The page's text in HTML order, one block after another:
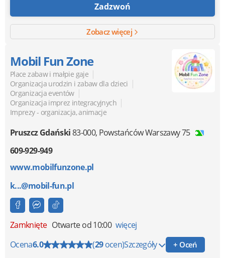
Zadzwoń
Zobacz więcej
Mobil Fun Zone
Place zabaw i małpie gaje |
Organizacja urodzin i zabaw dla dzieci |
Organizacja eventów |
Organizacja imprez integracyjnych |
Imprezy - organizacja, animacje
Pruszcz Gdański83-000, Powstańców Warszawy 75
609-929-949
www.mobilfunzone.pl
k...@mobil-fun.pl
Zamknięte Otwarte od 10:00 więcej
Ocena6.0 (29ocen)Szczegóły + Oceń